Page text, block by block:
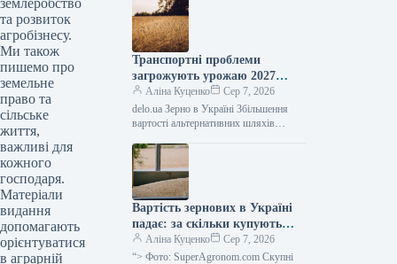
землеробство
та розвиток
агробізнесу.
Ми також
пишемо про
земельне
право та
сільське
життя,
важливі для
кожного
господаря.
Матеріали
видання
допомагають
орієнтуватися
в аграрній
ймовірно, знову почне зростати в ціні.
У серпні…
Транспортні проблеми
загрожують урожаю 2027
року: фермери можуть
зменшити посівні площі —
АГРОПОЛІТ
Аліна Куценко
Сер 7, 2026
delo.ua Зерно в Україні Збільшення
вартості альтернативних шляхів
портів створює небезпеки не тільки
для поточного сезону,…
Вартість зернових в Україні
падає: за скільки купують
пшеницю, кукурудзу,
соняшник, сою та ріпак —
Аліна Куценко
Сер 7, 2026
“> Фото: SuperAgronom.com Скупні